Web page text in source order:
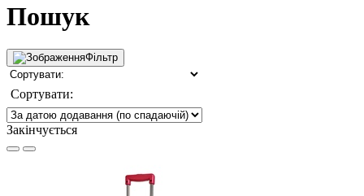
Пошук
Фільтр
Сортувати:
Закінчується